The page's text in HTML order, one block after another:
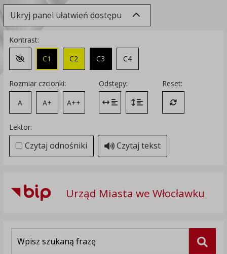
Ukryj panel ułatwień dostępu
Kontrast:
Zmień kontrast na domyślny
C1 C2 C3 C4
Rozmiar czcionki:
A
A+ A++
Odstępy:
Zmień odstęp między literami
Zmień interlinię i margines
Reset:
Przywróć
Lektor:
Czytaj odnośniki Czytaj tekst
Urząd Miasta we Włocławku